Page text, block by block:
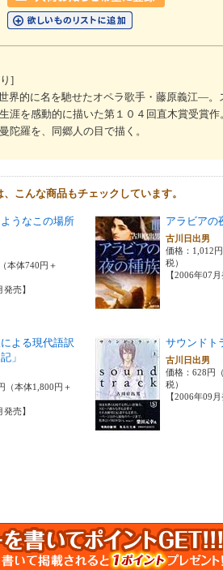
]
界的に名を馳せたオペラ歌手・藤原義江―
涯を感動的に描いた第１０４回直木賞受賞
陀羅を、同郷人の目で描く。
こんな商品もチェックしています。
うなこの場所
本体740円＋
発売】
アラビア
古川日出男
価格：1,012
税）
【2006年07月
よる現代語訳
」
（本体1,800円＋
発売】
サウンド
古川日出男
価格：628円
税）
【2006年09月